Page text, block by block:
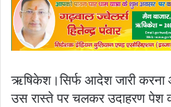
ऋषिकेश।सिर्फ आदेश जारी करना
उस रास्ते पर चलकर उदाहरण पेश